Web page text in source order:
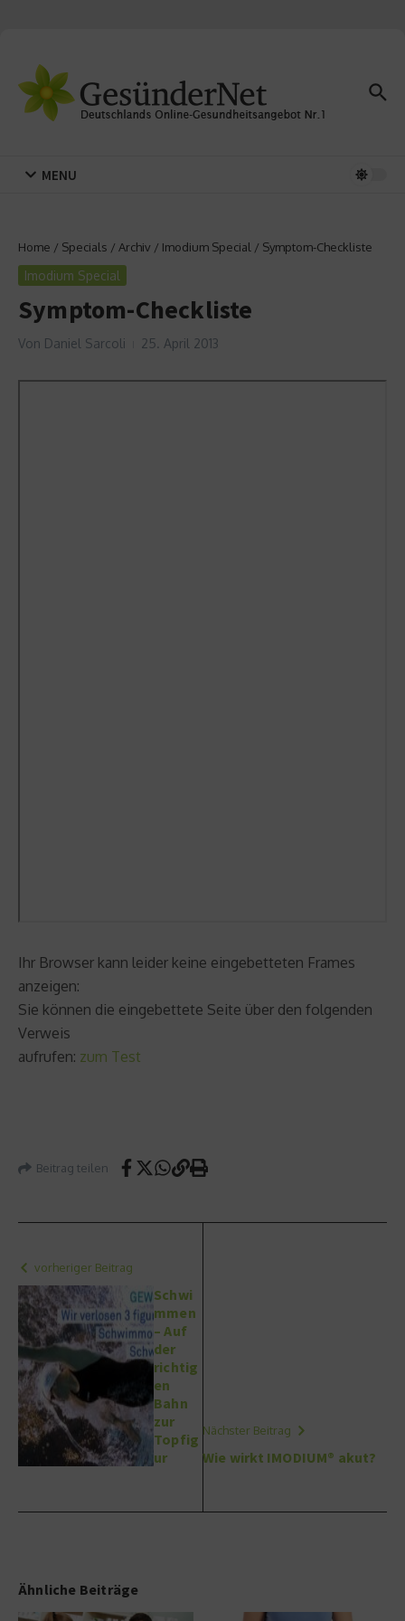
MENU
Home / Specials / Archiv / Imodium Special / Symptom-Checkliste
Imodium Special
Symptom-Checkliste
Von Daniel Sarcoli 25. April 2013
Ihr Browser kann leider keine eingebetteten Frames
anzeigen:
Sie können die eingebettete Seite über den folgenden
Verweis
aufrufen: zum Test
Beitrag teilen
vorheriger Beitrag
Schwi
mmen
– Auf
der
richtig
en
Bahn
zur
Topfig
ur
Nächster Beitrag
Wie wirkt IMODIUM® akut?
Ähnliche Beiträge